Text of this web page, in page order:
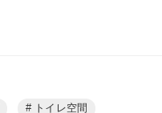
トイレ空間